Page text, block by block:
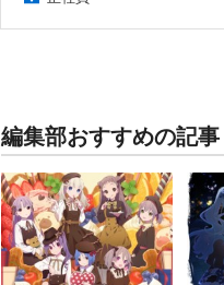
編集部おすすめの記事